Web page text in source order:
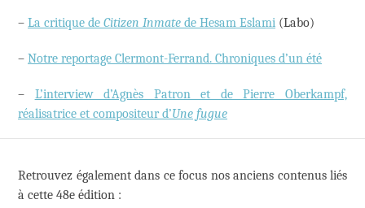
– La critique de Citizen Inmate de Hesam Eslami (Labo)
– Notre reportage Clermont-Ferrand. Chroniques d’un été
– L’interview d’Agnès Patron et de Pierre Oberkampf,
réalisatrice et compositeur d’Une fugue
Retrouvez également dans ce focus nos anciens contenus liés
à cette 48e édition :